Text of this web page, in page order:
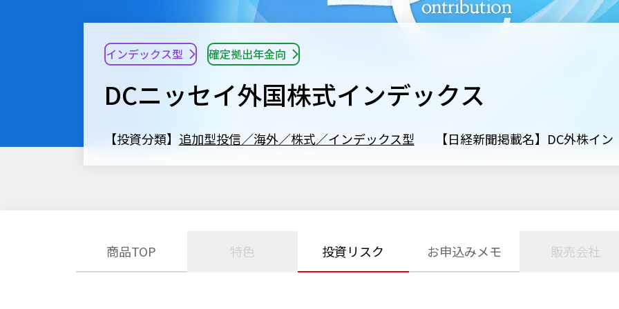
DCニッセイ外国株式インデックス
インデックス型 確定拠出年金向
【投資分類】 追加型投信／海外／株式／インデックス型 【日経新聞掲載名】DC外株イン
商品TOP 特色 投資リスク お申込みメモ 販売会社